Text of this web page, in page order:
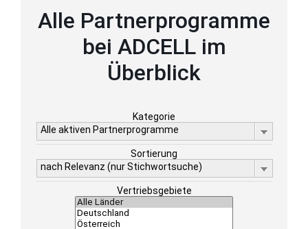
Alle Partnerprogramme
bei ADCELL im
Überblick
Kategorie
Alle aktiven Partnerprogramme
Sortierung
nach Relevanz (nur Stichwortsuche)
Vertriebsgebiete